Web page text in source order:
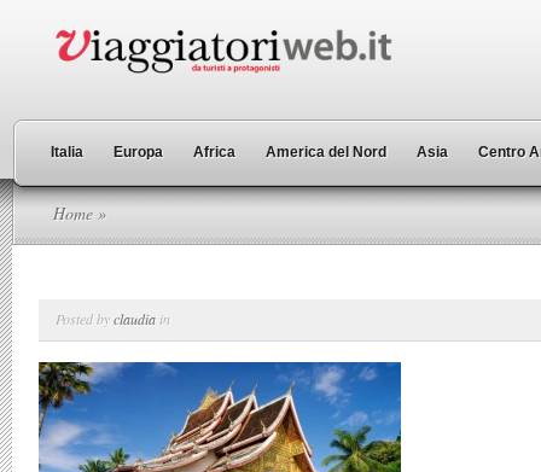
Italia Europa Africa America del Nord Asia Centro
Home »
Posted byclaudia in